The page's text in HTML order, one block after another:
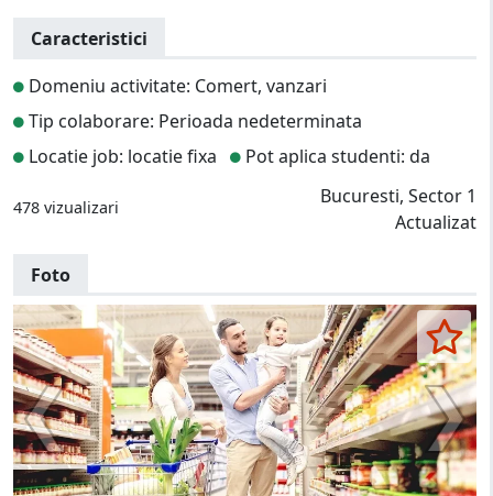
Caracteristici
Domeniu activitate: Comert, vanzari
Tip colaborare: Perioada nedeterminata
Locatie job: locatie fixa
Pot aplica studenti: da
478 vizualizari
Bucuresti, Sector 1
Actualizat
Foto